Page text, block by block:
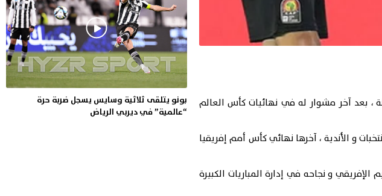
كأس العالم
الإفريقية للمنتخبات و الأندية ، آخرها نهائي كأس أمم إفريقيا
و نجاحه في إدارة المباريات الكبيرة
بونو يتلقى ثلاثية وسايس يسجل ضربة حرة
“عالمية” في ديربي الرياض